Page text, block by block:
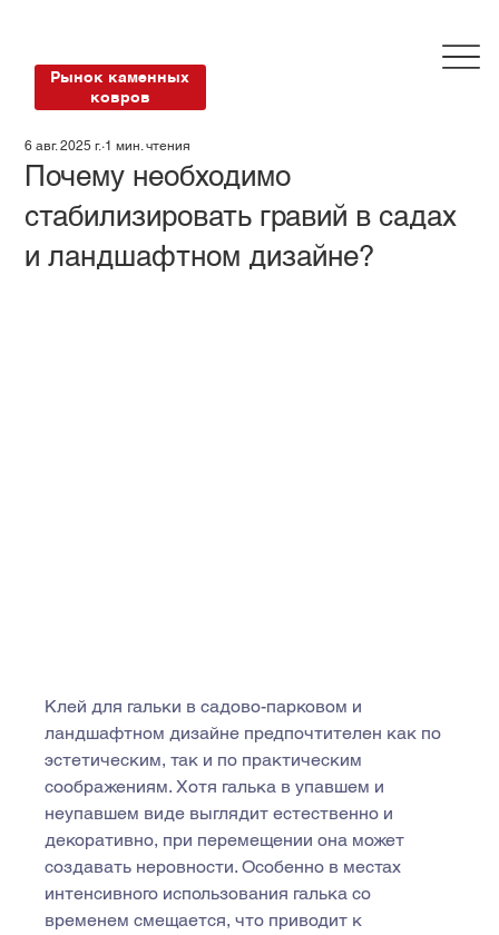
Рынок каменных
ковров
Почему необходимо
стабилизировать гравий в садах
и ландшафтном дизайне?
6 авг. 2025 г. 1 мин. чтения
Клей для гальки в садово-парковом и
ландшафтном дизайне предпочтителен как по
эстетическим, так и по практическим
соображениям. Хотя галька в упавшем и
неупавшем виде выглядит естественно и
декоративно, при перемещении она может
создавать неровности. Особенно в местах
интенсивного использования галька со
временем смещается, что приводит к